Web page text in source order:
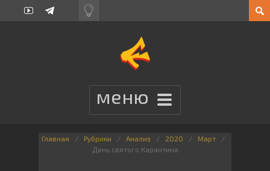
Главная Рубрики Анализ 2020
Март
День святого Карантина